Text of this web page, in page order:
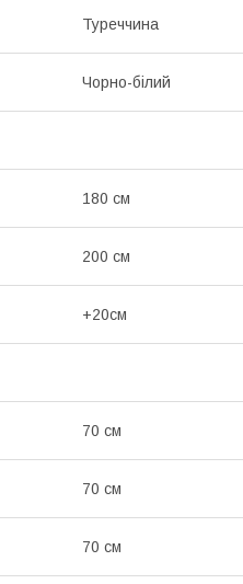
Туреччина
Чорно-білий
180 см
200 см
+20см
70 см
70 см
70 см